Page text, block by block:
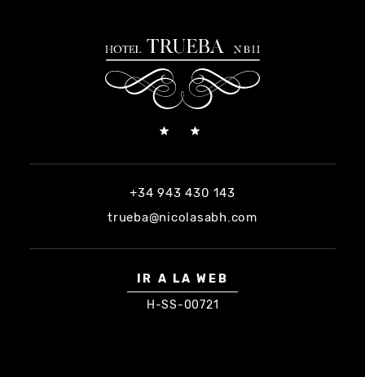
+34 943 430 143
trueba@nicolasabh.com
IR A LA WEB
H-SS-00721